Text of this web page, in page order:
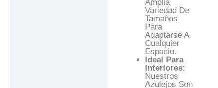
Amplia
Variedad De
Tamaños
Para
Adaptarse A
Cualquier
Espacio.
Ideal Para
Interiores:
Nuestros
Azulejos Son